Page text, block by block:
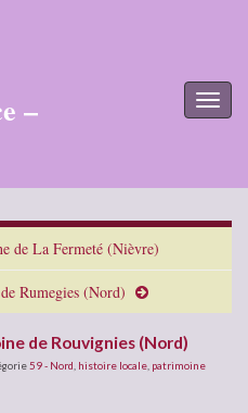
–
de La Fermeté (Nièvre)
Rumegies (Nord)
de Rouvignies (Nord)
59 - Nord histoire locale patrimoine